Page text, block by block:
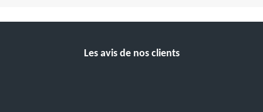
Les avis de nos clients